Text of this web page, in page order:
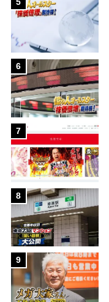
6
7
8
9